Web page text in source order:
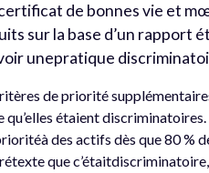
de bonnes vie et
sur la base d’un rapport
unepratique
de priorité
étaient
des actifs dès que 80 %
que